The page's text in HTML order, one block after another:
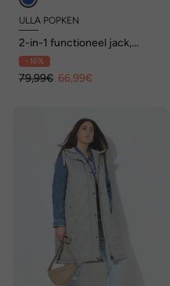
ULLA POPKEN
2-in-1 functioneel jack,
powerstretch, afneembare
mouwen
- 16%
79,99€ 66,99€